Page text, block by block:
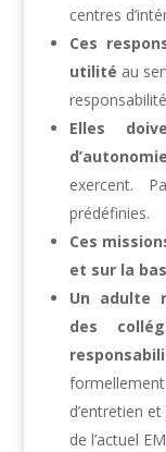
centres
Ces
utilité au
Elles
exercent.
prédéfinies.
Ces
et sur la
Un adulte
des
d’entretien
de l’actuel